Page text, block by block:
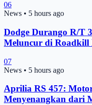
06
News • 5 hours ago
Dodge Durango R/T
Meluncur di Roadkill
07
News • 5 hours ago
Aprilia RS 457:
Menyenangkan dari